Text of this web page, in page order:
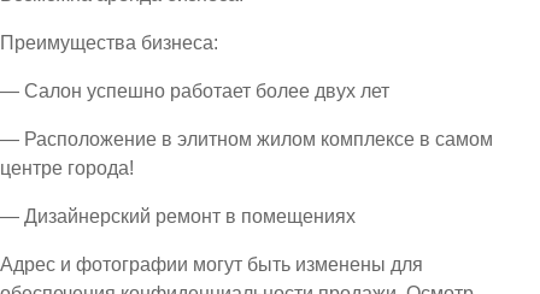
Преимущества бизнеса:
— Салон успешно работает более двух лет
— Расположение в элитном жилом комплексе в самом
центре города!
— Дизайнерский ремонт в помещениях
Адрес и фотографии могут быть изменены для